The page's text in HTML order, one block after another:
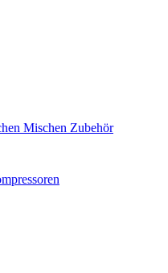
Mischen Zubehör